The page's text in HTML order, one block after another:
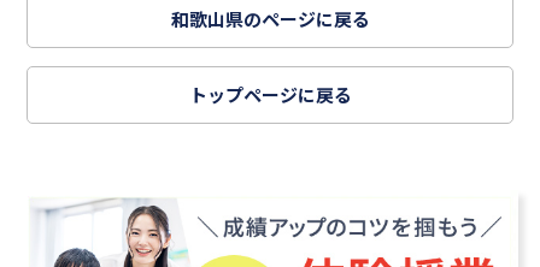
和歌山県のページに戻る
トップページに戻る